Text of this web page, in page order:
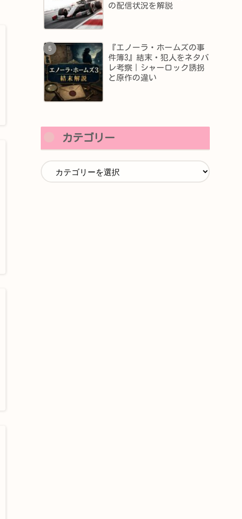
の配信状況を解説
『エノーラ・ホームズの事
件簿3』結末・犯人をネタバ
レ考察｜シャーロック誘拐
と原作の違い
カテゴリー